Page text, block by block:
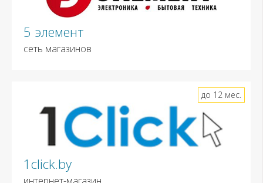
5 элемент
сеть магазинов
1click.by
до 12 мес.